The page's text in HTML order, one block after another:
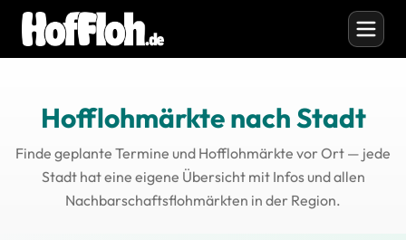
Hofflohmärkte nach Stadt
Finde geplante Termine und Hofflohmärkte vor Ort — jede
Stadt hat eine eigene Übersicht mit Infos und allen
Nachbarschaftsflohmärkten in der Region.